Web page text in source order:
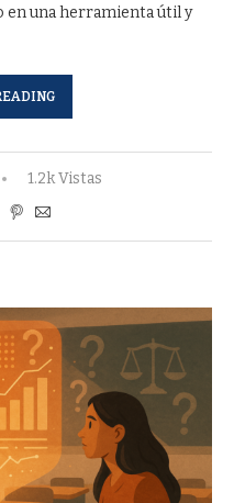
en una herramienta útil y
1.2k Vistas